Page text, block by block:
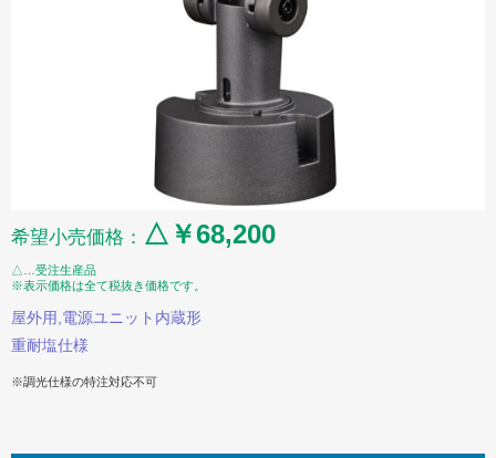
希望小売価格： △￥68,200
△…受注生産品
※表示価格は全て税抜き価格です。
屋外用,電源ユニット内蔵形
重耐塩仕様
※調光仕様の特注対応不可